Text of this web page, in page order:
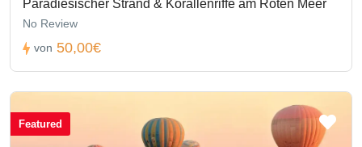
Paradiesischer Strand & Korallenriffe am Roten Meer
No Review
von 50,00€
Featured